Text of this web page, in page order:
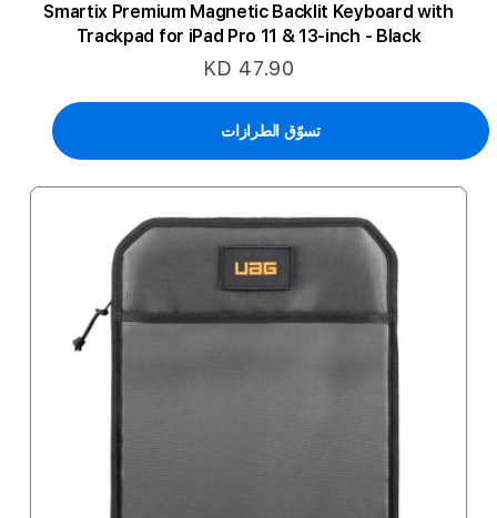
Smartix Premium Magnetic Backlit Keyboard with
Trackpad for iPad Pro 11 & 13-inch - Black
KD 47.90
تسوّق الطرازات